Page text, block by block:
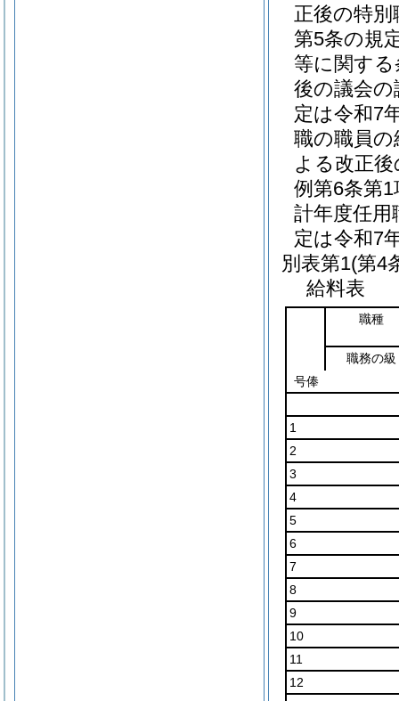
正後の特
第5条の規
等に関す
後の議会
定は令和7
職の職員
よる改正
例第6条第
計年度任用
定は令和7
別表第1(第4
給料表
職種
職務の級
号俸
1
2
3
4
5
6
7
8
9
10
11
12